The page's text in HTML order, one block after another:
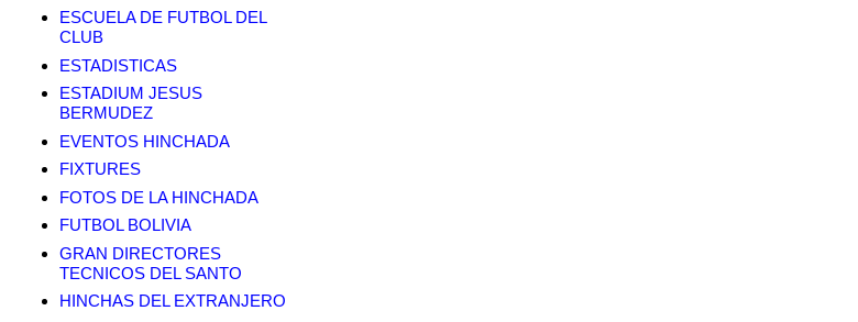
ESCUELA DE FUTBOL DEL
CLUB
ESTADISTICAS
ESTADIUM JESUS
BERMUDEZ
EVENTOS HINCHADA
FIXTURES
FOTOS DE LA HINCHADA
FUTBOL BOLIVIA
GRAN DIRECTORES
TECNICOS DEL SANTO
HINCHAS DEL EXTRANJERO